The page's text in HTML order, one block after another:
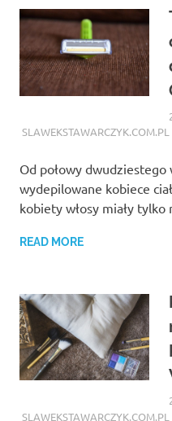
SLAWEKSTAWARCZYK.COM.PL
Od połowy
wydepilowane kobiece
kobiety włosy miały
READ MORE
SLAWEKSTAWARCZYK.COM.PL